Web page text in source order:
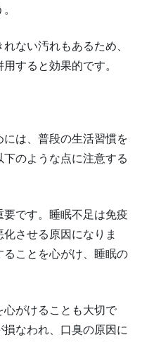
ない汚れもあるため、
すると効果的です。
は、普段の生活習慣を
のような点に注意する
です。睡眠不足は免疫
させる原因になりま
ことを心がけ、睡眠の
心がけることも大切で
なわれ、口臭の原因に